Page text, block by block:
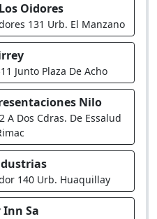
Oidores
131 Urb. El Manzano
Junto Plaza De Acho
Nilo
A Dos Cdras. De Essalud
140 Urb. Huaquillay
Inn Sa